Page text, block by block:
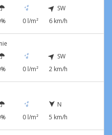
0 l/m²
SW
6 km/h
0 l/m²
SW
2 km/h
0 l/m²
N
5 km/h